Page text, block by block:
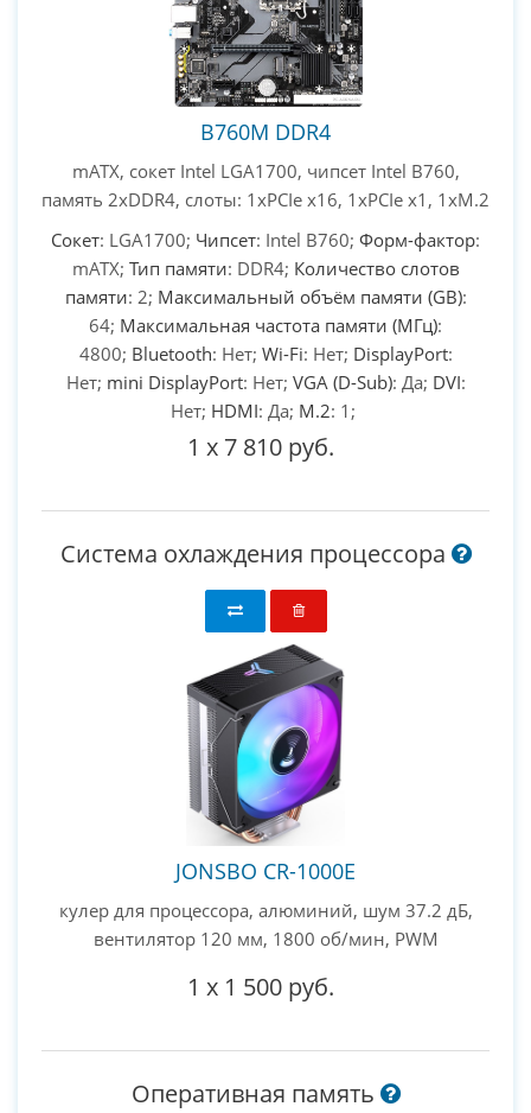
B760M DDR4
mATX, сокет Intel LGA1700, чипсет Intel B760,
память 2xDDR4, слоты: 1xPCIe x16, 1xPCIe x1, 1xM.2
Сокет: LGA1700; Чипсет: Intel B760; Форм-фактор:
mATX; Тип памяти: DDR4; Количество слотов
памяти: 2; Максимальный объём памяти (GB):
64; Максимальная частота памяти (МГц):
4800; Bluetooth: Нет; Wi-Fi: Нет; DisplayPort:
Нет; mini DisplayPort: Нет; VGA (D-Sub): Да; DVI:
Нет; HDMI: Да; M.2: 1;
1 x 7 810 руб.
Система охлаждения процессора
JONSBO CR-1000E
кулер для процессора, алюминий, шум 37.2 дБ,
вентилятор 120 мм, 1800 об/мин, PWM
1 x 1 500 руб.
Оперативная память